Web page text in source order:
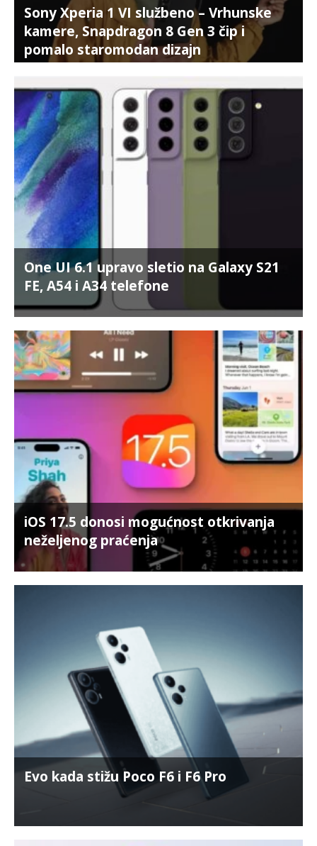
Sony Xperia 1 VI službeno – Vrhunske
kamere, Snapdragon 8 Gen 3 čip i
pomalo staromodan dizajn
One UI 6.1 upravo sletio na Galaxy S21
FE, A54 i A34 telefone
iOS 17.5 donosi mogućnost otkrivanja
neželjenog praćenja
Evo kada stižu Poco F6 i F6 Pro